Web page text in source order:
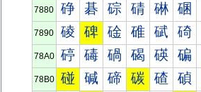
7880 碀 碁 碂 碃 碄 碅
7890 碐 碑 碒 碓 碔 碕
78A0 碠 碡 碢 碣 碤 碥
78B0 碰 碱 碲 碳 碴 碵